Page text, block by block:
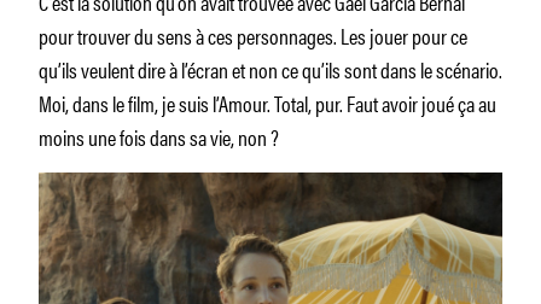
pour trouver du sens à ces personnages. Les jouer pour ce
qu’ils veulent dire à l’écran et non ce qu’ils sont dans le scénario.
Moi, dans le film, je suis l’Amour. Total, pur. Faut avoir joué ça au
moins une fois dans sa vie, non ?